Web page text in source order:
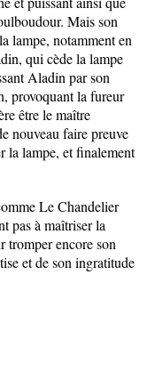
Mais son
lampe, notamment en
qui cède la lampe
Aladin par son
provoquant la fureur
être le maître
nouveau faire preuve
la lampe, et finalement
Le Chandelier
pas à maîtriser la
tromper encore son
et de son ingratitude